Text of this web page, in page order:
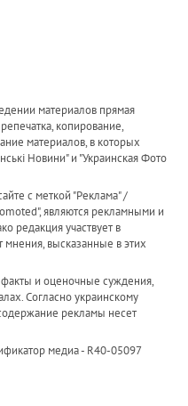
материалов прямая
копирование,
материалов, в которых
Новини" и "Украинская Фото
с меткой "Реклама" /
являются рекламными и
редакция участвует в
мнения, высказанные в этих
факты и оценочные суждения,
Согласно украинскому
содержание рекламы несет
медиа - R40-05097